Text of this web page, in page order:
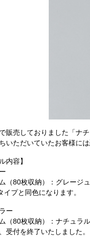
販売しておりました「ナ
いただいていたお客様に
内容】
（80枚収納）：グレージュ
プと同色になります。
ー
（80枚収納）：ナチュラル
受付を終了いたしました。